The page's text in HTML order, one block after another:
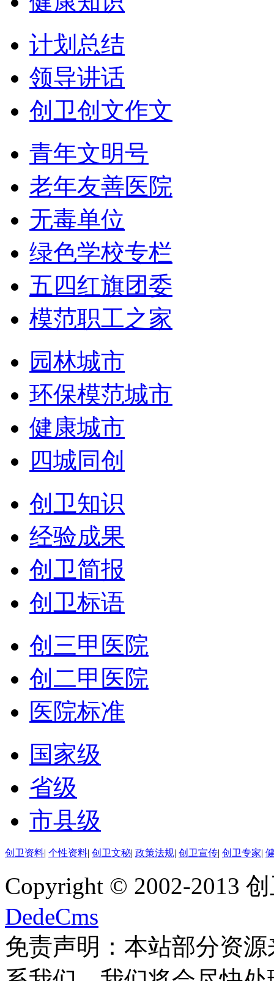
计划总结
领导讲话
创卫创文作文
青年文明号
老年友善医院
无毒单位
绿色学校专栏
五四红旗团委
模范职工之家
园林城市
环保模范城市
健康城市
四城同创
创卫知识
经验成果
创卫简报
创卫标语
创三甲医院
创二甲医院
医院标准
国家级
省级
市县级
创卫资料| 个性资料| 创卫文秘| 政策法规| 创卫宣传| 创卫专家|
Copyright © 2002-2013
DedeCms
免责声明：本站部分资